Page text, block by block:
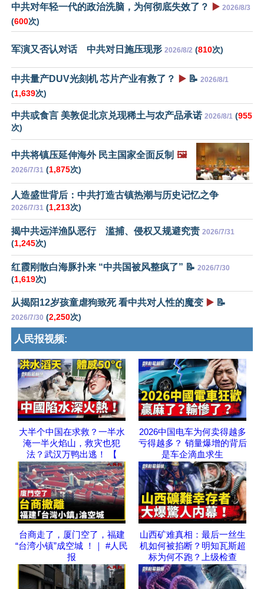
中共对年轻一代的政治洗脑，为何彻底失效了？ ▶️ 2026/8/3
(600次)
军演又否认对话 中共对日施压现形 2026/8/2 (810次)
中共量产DUV光刻机 芯片产业有救了？ ▶️ 📝 2026/8/1
(1,639次)
中共或食言 美敦促北京兑现稀土与农产品承诺 2026/8/1 (955
次)
中共将镇压延伸海外 民主国家全面反制 🖼️
2026/7/31 (1,875次)
人造盛世背后：中共打造古镇热潮与历史记忆之争
2026/7/31 (1,213次)
揭中共远洋渔队恶行 滥捕、侵权又规避究责 2026/7/31
(1,245次)
红霞刚散白海豚扑来 “中共国被风整疯了” 📝 2026/7/30
(1,619次)
从揭阳12岁孩童虐狗致死 看中共对人性的魔变 ▶️ 📝
2026/7/30 (2,250次)
人民报视频:
大半个中国在求救？一半水
淹一半火焰山，救灾也犯
法？武汉万鸭出逃！ 【
2026中国电车为何卖得越多
亏得越多？ 销量爆增的背后
是车企滴血求生
台商走了，厦门空了，福建
“台湾小镇”成空城 ！｜ #人民
报
山西矿难真相：最后一丝生
机如何被掐断？明知瓦斯超
标为何不跑？上级检查